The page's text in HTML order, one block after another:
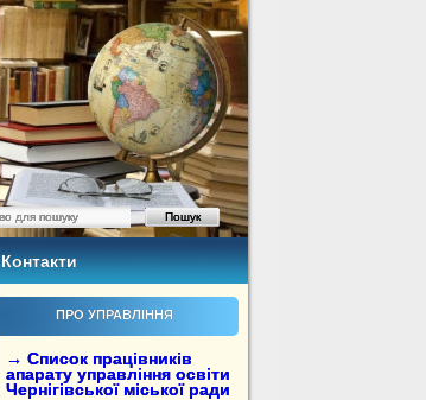
Контакти
ПРО УПРАВЛІННЯ
→ Список працівників
апарату управління освіти
Чернігівської міської ради